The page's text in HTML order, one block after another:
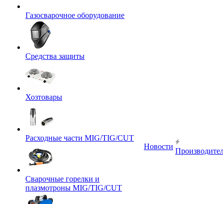
Газосварочное оборудование
Средства защиты
Хозтовары
Расходные части MIG/TIG/CUT
Сварочные горелки и
плазмотроны MIG/TIG/CUT
Новости